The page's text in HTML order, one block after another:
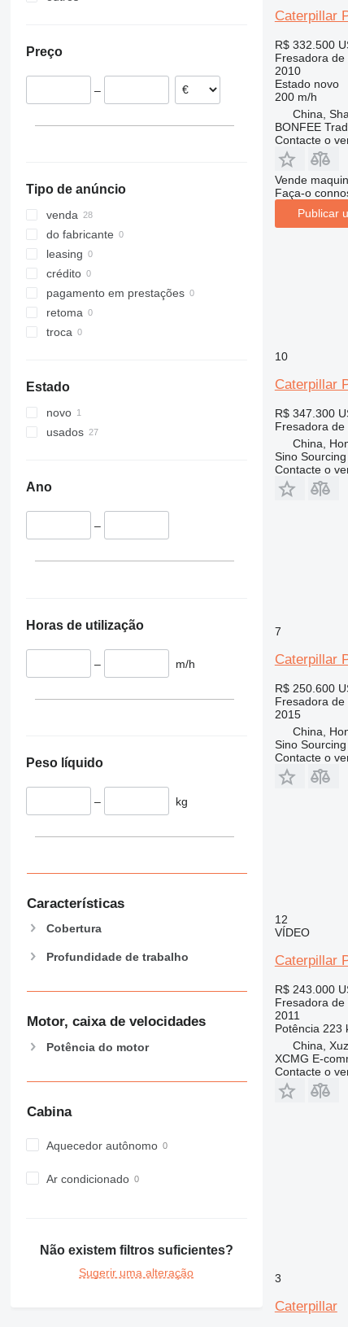
Preço
–
Tipo de anúncio
venda
do fabricante
leasing
crédito
pagamento em prestações
retoma
troca
Estado
novo
usados
Ano
–
Horas de utilização
– m/h
Peso líquido
– kg
Características
Cobertura
Profundidade de trabalho
Motor, caixa de velocidades
Potência do motor
Cabina
Aquecedor autônomo
Ar condicionado
Não existem filtros suficientes?
Sugerir uma alteração
Caterpillar
R$ 332.500
Fresadora de
2010
Estadonovo
200 m/h
China,
BONFEE
Contacte o
Vende
Faça-o
Publicar
10
Caterpillar
R$ 347.300
Fresadora de
China,
Sino
Contacte o
7
Caterpillar
R$ 250.600
Fresadora de
2015
China,
Sino
Contacte o
12
VÍDEO
Caterpillar
R$ 243.000
Fresadora de
2011
Potência 223
China,
XCMG E-
Contacte o
3
Caterpillar